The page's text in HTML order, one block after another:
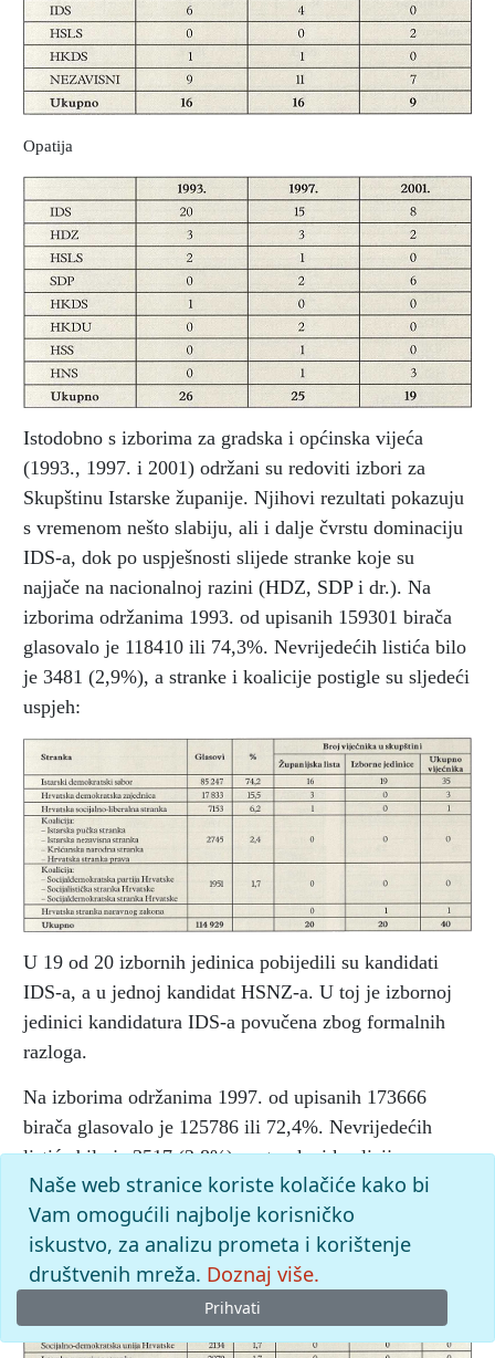
Opatija
Istodobno s izborima za gradska i općinska vijeća
(1993., 1997. i 2001) održani su redoviti izbori za
Skupštinu Istarske županije. Njihovi rezultati pokazuju
s vremenom nešto slabiju, ali i dalje čvrstu dominaciju
IDS-a, dok po uspješnosti slijede stranke koje su
najjače na nacionalnoj razini (HDZ, SDP i dr.). Na
izborima održanima 1993. od upisanih 159301 birača
glasovalo je 118410 ili 74,3%. Nevrijedećih listića bilo
je 3481 (2,9%), a stranke i koalicije postigle su sljedeći
uspjeh:
U 19 od 20 izbornih jedinica pobijedili su kandidati
IDS-a, a u jednoj kandidat HSNZ-a. U toj je izbornoj
jedinici kandidatura IDS-a povučena zbog formalnih
razloga.
Na izborima održanima 1997. od upisanih 173666
birača glasovalo je 125786 ili 72,4%. Nevrijedećih
listića bilo je 3517 (2,8%), a stranke i koalicije
ostvarile su sljedeće rezultate:
Naše web stranice koriste kolačiće kako bi
Vam omogućili najbolje korisničko
iskustvo, za analizu prometa i korištenje
društvenih mreža. Doznaj više.
Prihvati